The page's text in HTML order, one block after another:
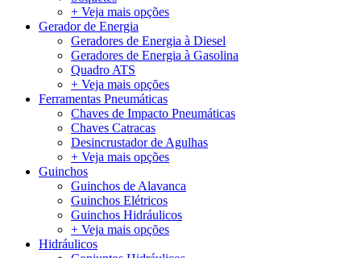
+ Veja mais opções
Gerador de Energia
Geradores de Energia à Diesel
Geradores de Energia à Gasolina
Quadro ATS
+ Veja mais opções
Ferramentas Pneumáticas
Chaves de Impacto Pneumáticas
Chaves Catracas
Desincrustador de Agulhas
+ Veja mais opções
Guinchos
Guinchos de Alavanca
Guinchos Elétricos
Guinchos Hidráulicos
+ Veja mais opções
Hidráulicos